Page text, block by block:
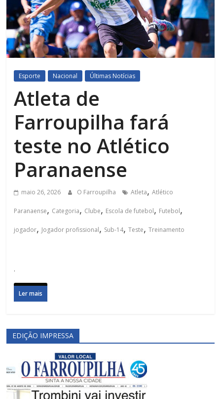
Esporte Nacional Últimas Notícias
Atleta de
Farroupilha fará
teste no Atlético
Paranaense
maio 26, 2026 O Farroupilha Atleta,Atlético
Paranaense, Categoria, Clube, Escola de futebol, Futebol,
jogador, Jogador profissional, Sub-14,Teste,Treinamento
.
Ler mais
EDIÇÃO IMPRESSA